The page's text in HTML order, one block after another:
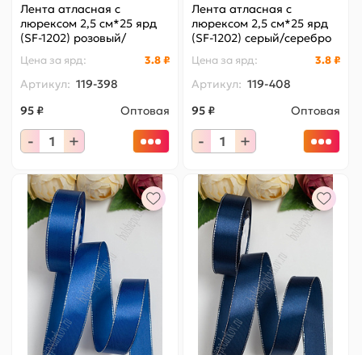
Лента атласная с
люрексом 2,5 см*25 ярд
(SF-1202) розовый/
Цена за ярд: 3.8 ₽
Артикул: 119-398
95 ₽
Оптовая
- +
Лента атласная с
люрексом 2,5 см*25 ярд
(SF-1202) серый/серебро
Цена за ярд: 3.8 ₽
Артикул: 119-408
95 ₽
Оптовая
- +